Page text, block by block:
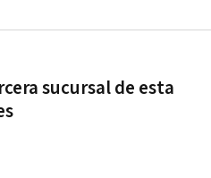
sucursal de esta